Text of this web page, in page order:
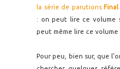
la série de parutions Final
: on peut lire ce volume
peut même lire ce
Pour peu, bien sur, que